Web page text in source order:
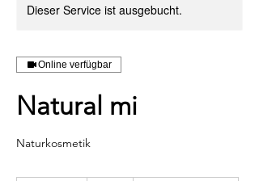
Dieser Service ist ausgebucht.
Online verfügbar
Natural mi
Naturkosmetik